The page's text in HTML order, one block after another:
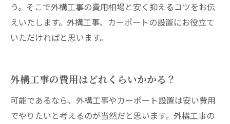
う。そこで外構工事の費用相場と安く抑えるコツをお伝
えいたします。外構工事、カーポートの設置にお役立て
いただければと思います。
外構工事の費用はどれくらいかかる？
可能であるなら、外構工事やカーポート設置は安い費用
でやりたいと考えるのが当然だと思います。外構工事の